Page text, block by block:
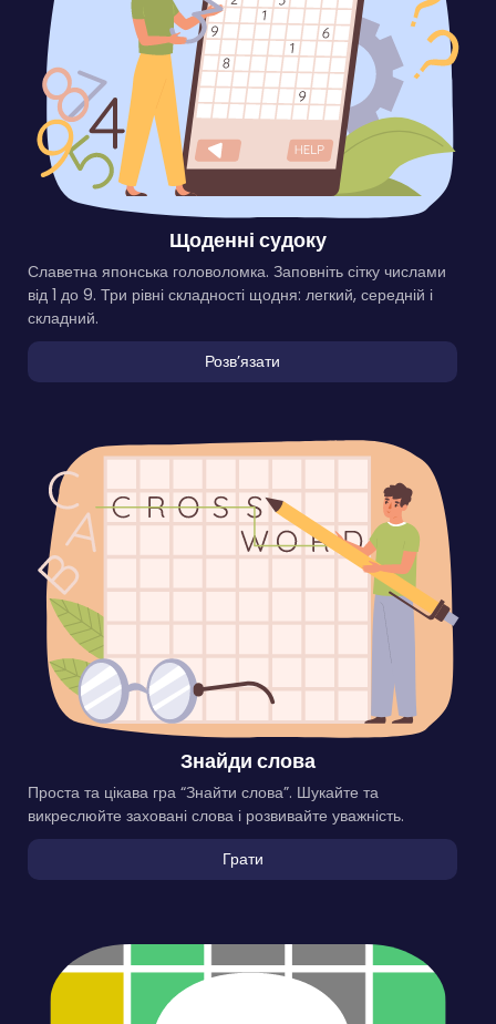
Щоденні судоку
Славетна японська головоломка. Заповніть сітку числами
від 1 до 9. Три рівні складності щодня: легкий, середній і
складний.
Розвʼязати
Знайди слова
Проста та цікава гра “Знайти слова”. Шукайте та
викреслюйте заховані слова і розвивайте уважність.
Грати